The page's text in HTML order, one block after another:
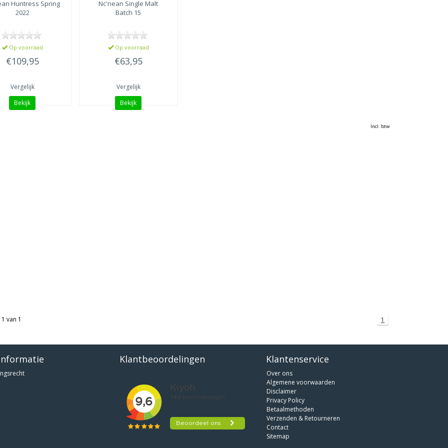
Huntress Spring
2022
Op voorraad
€109,95
Vergelijk
Bekijk
Nc'nean Single Malt
Batch 15
Op voorraad
€63,95
Vergelijk
Bekijk
Incl. btw
van 1 1
Klantbeoordelingen Klantenservice
Over ons
Algemene voorwaarden
Disclaimer
Privacy Policy
Betaalmethoden
Verzenden & Retourneren
Contact
Sitemap